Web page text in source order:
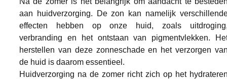
aan huidverzorging. De zon kan namelijk
effecten hebben op onze huid, zoals
verbranding en het ontstaan van pigmentvlekken.
herstellen van deze zonneschade en het verzorgen
de huid is daarom essentieel.
Huidverzorging na de zomer richt zich op het